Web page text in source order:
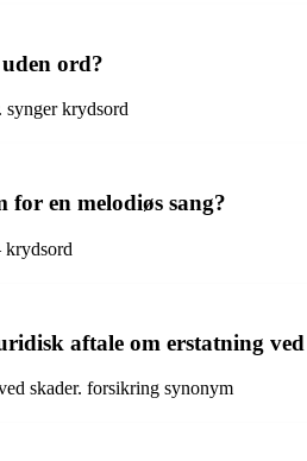
ord?
synger krydsord
en melodiøs sang?
krydsord
aftale om erstatning
skader. forsikring synonym